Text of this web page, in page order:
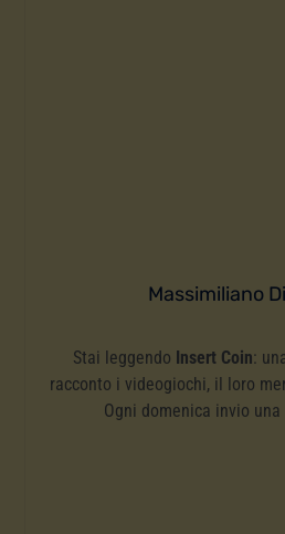
Massimiliano
Stai leggendo Insert Coin:
racconto i videogiochi, il loro
Ogni domenica invio